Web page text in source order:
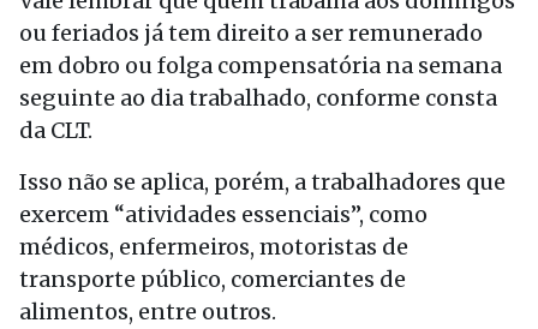
ou feriados já tem direito a ser remunerado
em dobro ou folga compensatória na semana
seguinte ao dia trabalhado, conforme consta
da CLT.
Isso não se aplica, porém, a trabalhadores que
exercem “atividades essenciais”, como
médicos, enfermeiros, motoristas de
transporte público, comerciantes de
alimentos, entre outros.